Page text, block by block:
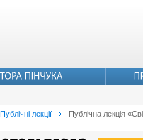
Публічні лекції
Публічна лекція